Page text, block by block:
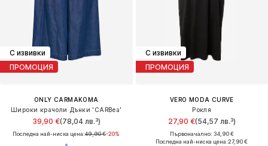
С извивки
ПРОМОЦИЯ
ONLY CARMAKOMA
Широки крачоли Дънки 'CARBea'
39,90 €(78,04 лв.³)
Последна най-ниска цена:49,90 €-20%
С извивки
ПРОМОЦИЯ
VERO MODA CURVE
Рокля
27,90 €(54,57 лв.³)
Първоначално: 34,90 €
Последна най-ниска цена:27,90 €